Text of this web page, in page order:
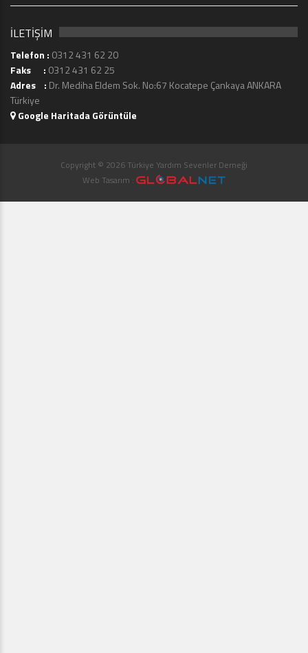
İLETİŞİM
Telefon : 0312 431 62 20
Faks : 0312 431 62 25
Adres : Dr. Mediha Eldem Sok. No:67 Kocatepe Çankaya ANKARA
Türkiye
Google Haritada Görüntüle
Copyright © 2026 Türkiye Yardım Sevenler Derneği
Web Tasarım :